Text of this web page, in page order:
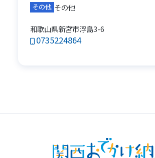
その他 その他
和歌山県新宮市浮島3-6
0735224864